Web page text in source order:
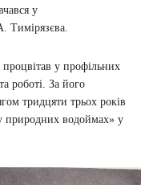
у
Тимірязєва.
у профільних
роботі. За його
тридцяти трьох років
природних водоймах» у